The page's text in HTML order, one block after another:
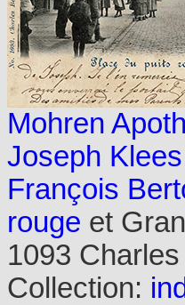
Mohren
Joseph Klees
François
rouge et
1093
Collection: